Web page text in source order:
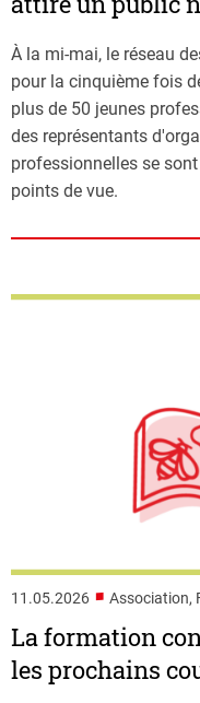
À la mi-mai, le réseau
pour la cinquième fois
plus de 50 jeunes
des représentants
professionnelles se
points de vue.
11.05.2026 ■ Association,
La formation
les prochains